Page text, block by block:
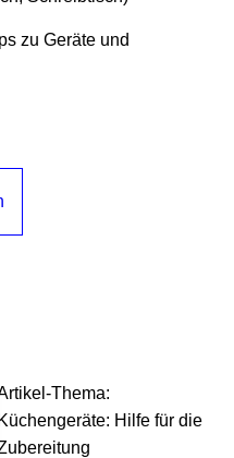
zu Geräte und
Thema:
Küchengeräte: Hilfe für die